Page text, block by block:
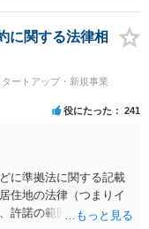
年は「持分だけでも買
2）については、裁判
けて取得したり、全体
ます。こちらも経費が
ませんし、手間がかか
Cが上記（1）（2）を
であれば、ABに買い
になります。 他の先生
資産税評価額から計算
金額というのが公平中
はありません。 しか
に関する法律相
タートアップ・新規事業
役にたった 241
に準拠法に関する記載
住地の法律（つまりイ
許諾の範囲が日本国内